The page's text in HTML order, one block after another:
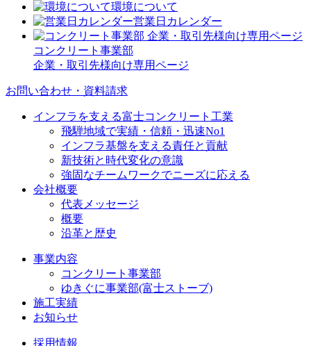
環境について
営業日カレンダー
コンクリート事業部
企業・取引先様向け専用ページ
お問い合わせ・資料請求
インフラを支える富士コンクリート工業
飛騨地域で実績・信頼・迅速No1
インフラ基盤を支える責任と貢献
新技術と時代変化の意識
強固なチームワークでニーズに応える
会社概要
代表メッセージ
概要
沿革と歴史
事業内容
コンクリート事業部
ゆきぐに事業部(富士ストーブ)
施工実績
お知らせ
採用情報